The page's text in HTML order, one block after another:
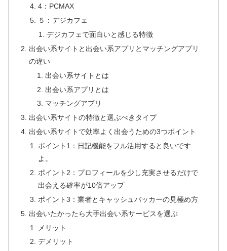
4：PCMAX
５：デジカフェ
デジカフェで面白いと感じる特徴
出会い系サイトと出会い系アプリとマッチングアプリ
の違い
出会い系サイトとは
出会い系アプリとは
マッチングアプリ
出会い系サイトの特徴と選ぶべきタイプ
出会い系サイトで効率よく出会うための3つポイント
ポイント1：日記機能をフル活用すると良いです
よ。
ポイント2：プロフィールを少し充実させるだけで
出会える確率が10倍アップ
ポイント3：業者とキャッシュバッカーの見極め方
出会いたかったら大手出会い系サービスを選ぶ
メリット
デメリット